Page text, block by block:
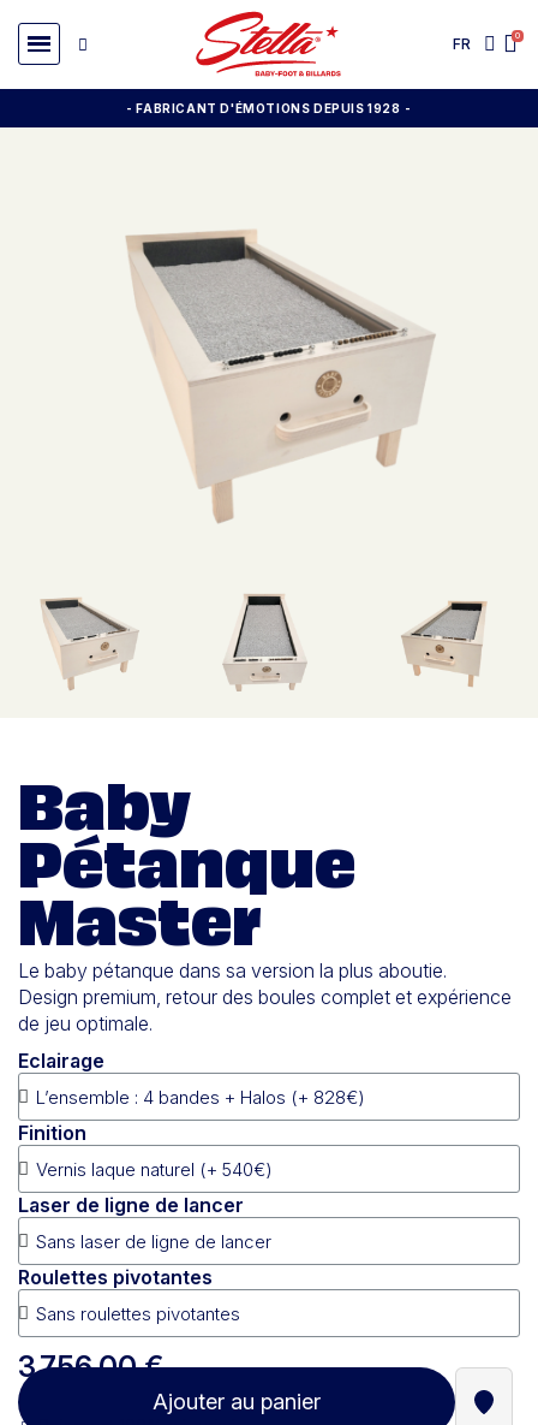
FR
- FABRICANT D'ÉMOTIONS DEPUIS 1928 -
Baby
Pétanque
Master
Le baby pétanque dans sa version la plus aboutie.
Design premium, retour des boules complet et expérience
de jeu optimale.
Eclairage
Finition
Laser de ligne de lancer
Roulettes pivotantes
3 756,00 €
Ajouter au panier